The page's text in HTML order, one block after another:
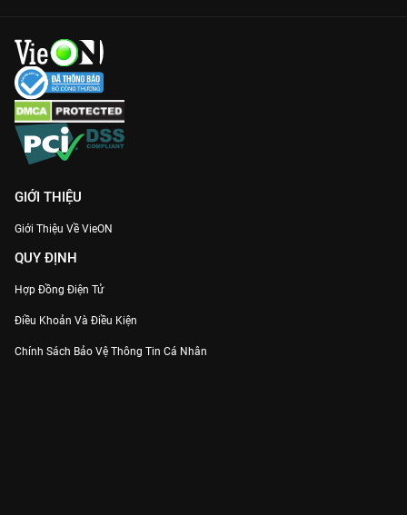
GIỚI THIỆU
Giới Thiệu Về VieON
QUY ĐỊNH
Hợp Đồng Điện Tử
Điều Khoản Và Điều Kiện
Chính Sách Bảo Vệ Thông Tin Cá Nhân